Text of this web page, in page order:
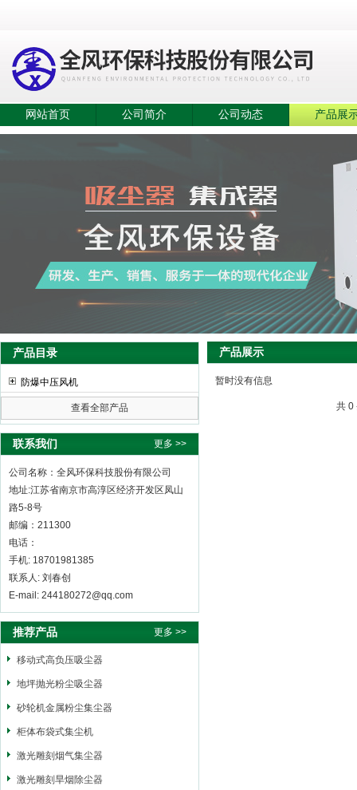
网站首页 公司简介 公司动态 产品展
产品目录
防爆中压风机
查看全部产品
联系我们 更多 >>
公司名称：全风环保科技股份有限公司
地址:江苏省南京市高淳区经济开发区凤山
路5-8号
邮编：211300
电话：
手机: 18701981385
联系人: 刘春创
E-mail: 244180272@qq.com
推荐产品 更多 >>
移动式高负压吸尘器
地坪抛光粉尘吸尘器
砂轮机金属粉尘集尘器
柜体布袋式集尘机
激光雕刻烟气集尘器
激光雕刻旱烟除尘器
产品展示
暂时没有信息
共 0